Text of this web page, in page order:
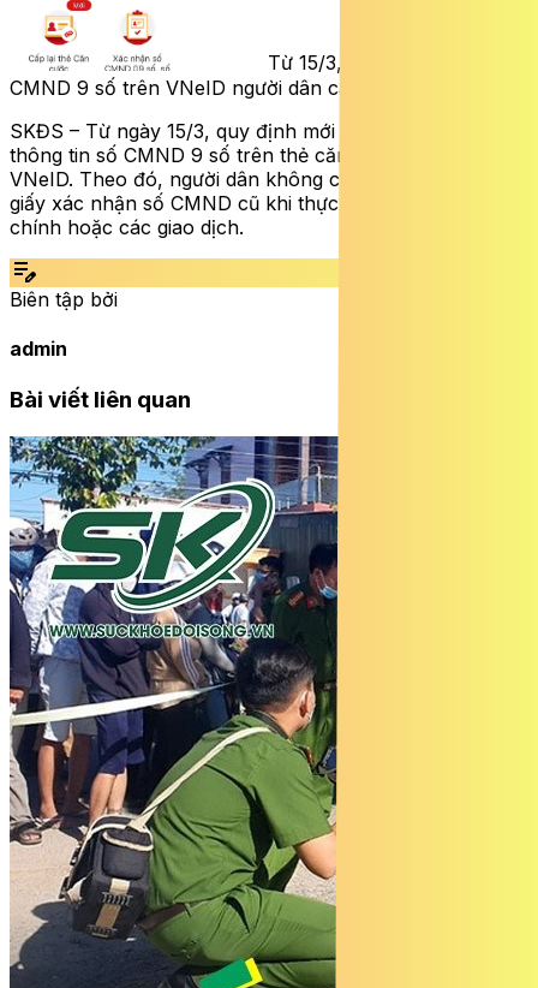
Từ 15/3, quy định mới về
CMND 9 số trên VNeID người dân cần biết
SKĐS – Từ ngày 15/3, quy định mới cho phép tích hợp
thông tin số CMND 9 số trên thẻ căn cước và ứng dụng
VNeID. Theo đó, người dân không còn phải cung cấp
giấy xác nhận số CMND cũ khi thực hiện thủ tục hành
chính hoặc các giao dịch.
edit_note
Biên tập bởi
admin
Bài viết liên quan